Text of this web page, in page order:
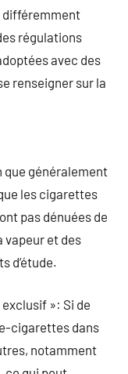
différemment
régulations
avec des
renseigner sur la
que généralement
les cigarettes
pas dénuées de
vapeur et des
d’étude.
exclusif »: Si de
cigarettes dans
notamment